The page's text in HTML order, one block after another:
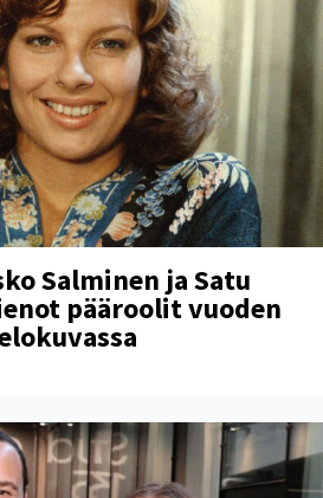
Salminen ja Satu
pääroolit vuoden